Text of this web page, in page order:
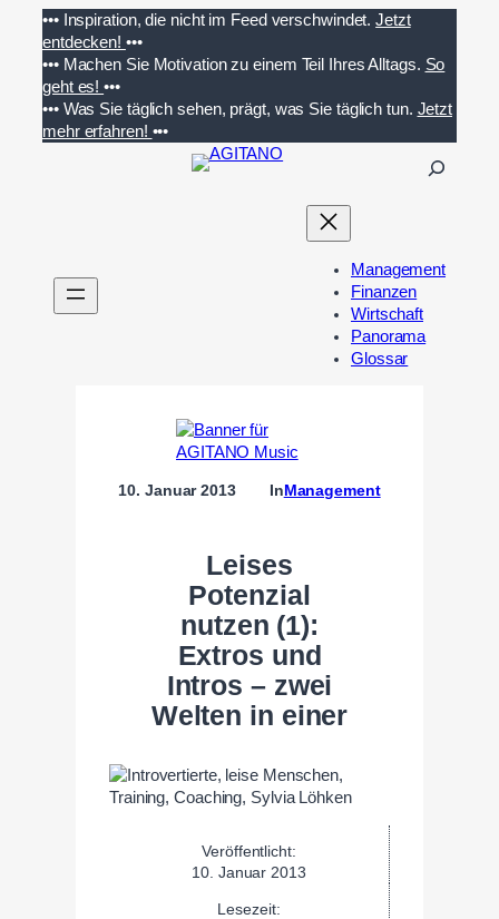
Inhalt
springen
••• Inspiration, die nicht im Feed verschwindet. Jetzt
entdecken! •••
••• Machen Sie Motivation zu einem Teil Ihres Alltags. So
geht es!•••
••• Was Sie täglich sehen, prägt, was Sie täglich tun. Jetzt
mehr erfahren! •••
n
Management
Finanzen
Wirtschaft
Panorama
Glossar
10. Januar 2013 InManagement
Leises
Potenzial
nutzen (1):
Extros und
Intros – zwei
Welten in einer
Veröffentlicht:
10. Januar 2013
Lesezeit: